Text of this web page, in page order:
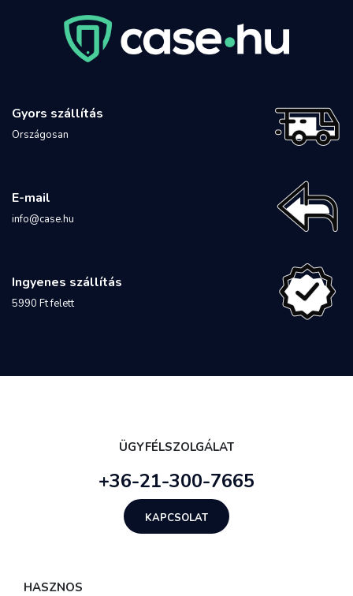
Gyors szállítás
Országosan
E-mail
info@case.hu
Ingyenes szállítás
5990 Ft felett
ÜGYFÉLSZOLGÁLAT
+36-21-300-7665
KAPCSOLAT
HASZNOS